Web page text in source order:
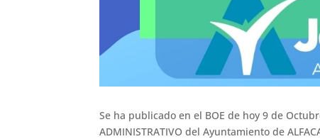
Se ha publicado en el BOE de hoy 9 de
ADMINISTRATIVO del Ayuntamiento de